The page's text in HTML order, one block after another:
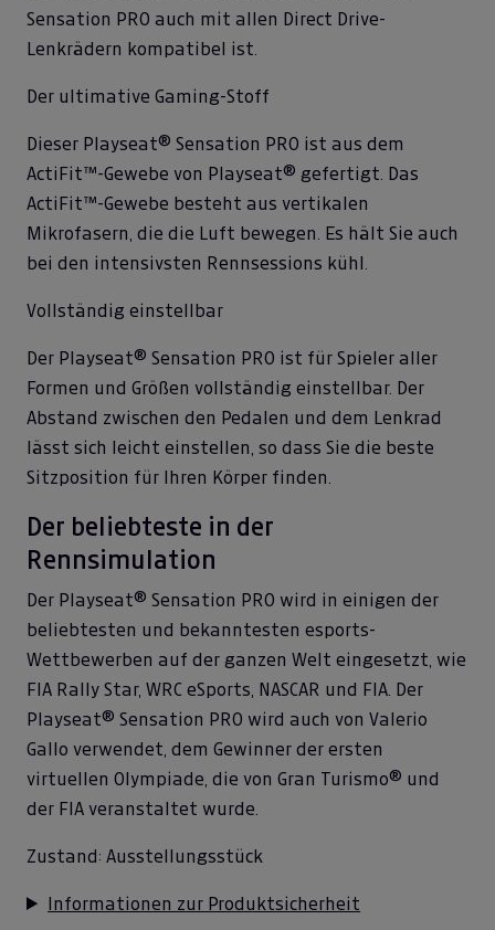
Sensation PRO auch mit allen Direct Drive-
Lenkrädern kompatibel ist.
Der ultimative Gaming-Stoff
Dieser Playseat® Sensation PRO ist aus dem
ActiFit™-Gewebe von Playseat® gefertigt. Das
ActiFit™-Gewebe besteht aus vertikalen
Mikrofasern, die die Luft bewegen. Es hält Sie auch
bei den intensivsten Rennsessions kühl.
Vollständig einstellbar
Der Playseat® Sensation PRO ist für Spieler aller
Formen und Größen vollständig einstellbar. Der
Abstand zwischen den Pedalen und dem Lenkrad
lässt sich leicht einstellen, so dass Sie die beste
Sitzposition für Ihren Körper finden.
Der beliebteste in der
Rennsimulation
Der Playseat® Sensation PRO wird in einigen der
beliebtesten und bekanntesten esports-
Wettbewerben auf der ganzen Welt eingesetzt, wie
FIA Rally Star, WRC eSports, NASCAR und FIA. Der
Playseat® Sensation PRO wird auch von Valerio
Gallo verwendet, dem Gewinner der ersten
virtuellen Olympiade, die von Gran Turismo® und
der FIA veranstaltet wurde.
Zustand: Ausstellungsstück
Informationen zur Produktsicherheit